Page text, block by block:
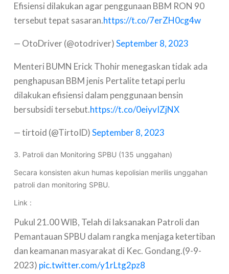
Efisiensi dilakukan agar penggunaan BBM RON 90
tersebut tepat sasaran.https://t.co/7erZH0cg4w
— OtoDriver (@otodriver)September 8, 2023
Menteri BUMN Erick Thohir menegaskan tidak ada
penghapusan BBM jenis Pertalite tetapi perlu
dilakukan efisiensi dalam penggunaan bensin
bersubsidi tersebut.https://t.co/0eiyvIZjNX
— tirtoid (@TirtoID)September 8, 2023
3. Patroli dan Monitoring SPBU (135 unggahan)
Secara konsisten akun humas kepolisian merilis unggahan
patroli dan monitoring SPBU.
Link :
Pukul 21.00 WIB, Telah di laksanakan Patroli dan
Pemantauan SPBU dalam rangka menjaga ketertiban
dan keamanan masyarakat di Kec. Gondang.(9-9-
2023) pic.twitter.com/y1rLtg2pz8